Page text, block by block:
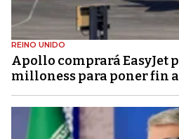
REINO UNIDO
Apollo comprará EasyJet
milloness para poner fin